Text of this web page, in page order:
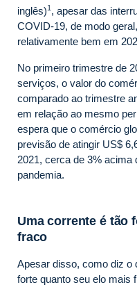
inglês)1 , apesar das
COVID-19, de modo
relativamente bem em
No primeiro trimestre de
serviços, o valor do
comparado ao trimestre
em relação ao mesmo
espera que o comércio
previsão de atingir US$
2021, cerca de 3% acima
pandemia.
Uma corrente é tão
fraco
Apesar disso, como diz o
forte quanto seu elo mais